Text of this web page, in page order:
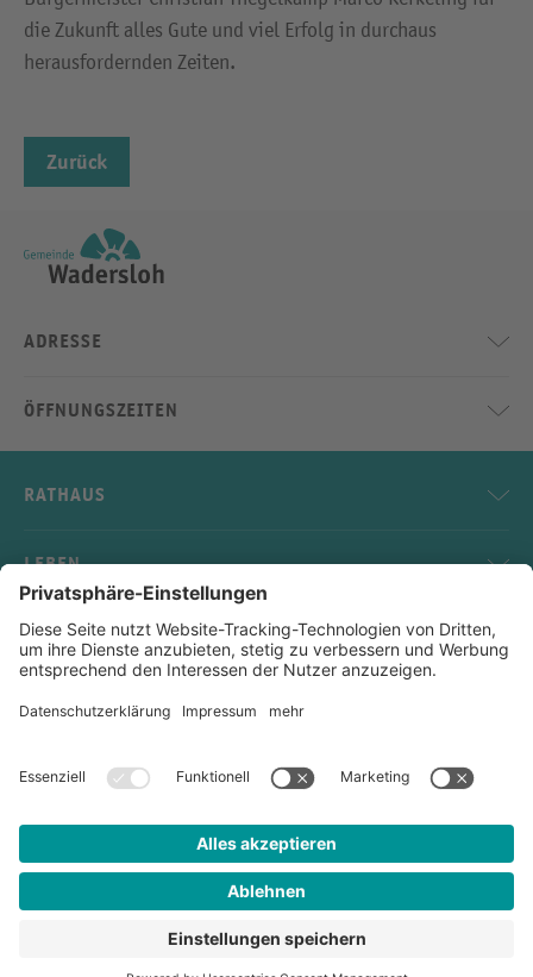
die Zukunft alles Gute und viel Erfolg in durchaus
herausfordernden Zeiten.
Zurück
ADRESSE
ÖFFNUNGSZEITEN
RATHAUS
LEBEN
SERVICE
KONTAKT